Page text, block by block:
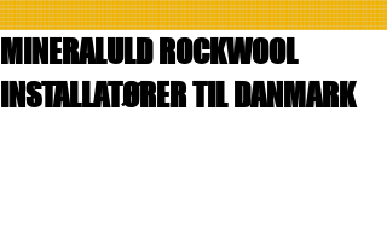
MINERALULD ROCKWOOL
INSTALLATØRER TIL DANMARK